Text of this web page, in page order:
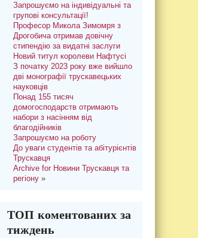
Запрошуємо на індивідуальні та
групові консультації!
Професор Микола Зимомря з
Дрогобича отримав довічну
стипендію за видатні заслуги
Новий титул королеви Нафтусі
З початку 2023 року вже вийшло
дві монографії трускавецьких
науковців
Понад 155 тисяч
домогосподарств отримають
набори з насінням від
благодійників
Запрошуємо на роботу
До уваги студентів та абітурієнтів
Трускавця
Archive for Новини Трускавця та
регіону»
ТОП коментованих за
тиждень